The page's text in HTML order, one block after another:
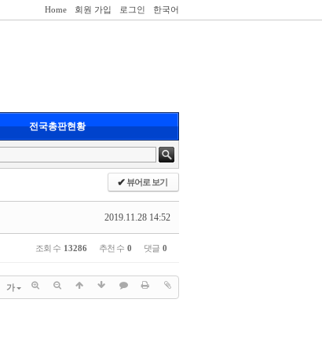
Home 회원 가입 로그인 한국어
전국총판현황
✔뷰어로 보기
2019.11.28 14:52
조회 수 13286 추천 수 0 댓글 0
가